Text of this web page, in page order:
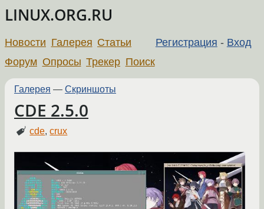
LINUX.ORG.RU
Регистрация - Вход
Новости Галерея Статьи
Форум Опросы Трекер Поиск
Галерея — Скриншоты
CDE 2.5.0
cde,crux